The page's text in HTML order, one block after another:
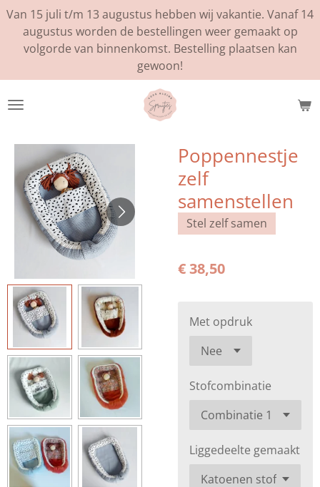
Ga
direct
naar
hoofdinhoud
Van 15 juli t/m 13 augustus hebben wij vakantie. Vanaf 14
augustus worden de bestellingen weer gemaakt op
volgorde van binnenkomst. Bestelling plaatsen kan
gewoon!
Poppennestje
zelf
samenstellen
Stel zelf samen
€ 38,50
Met opdruk
Stofcombinatie
Liggedeelte gemaakt